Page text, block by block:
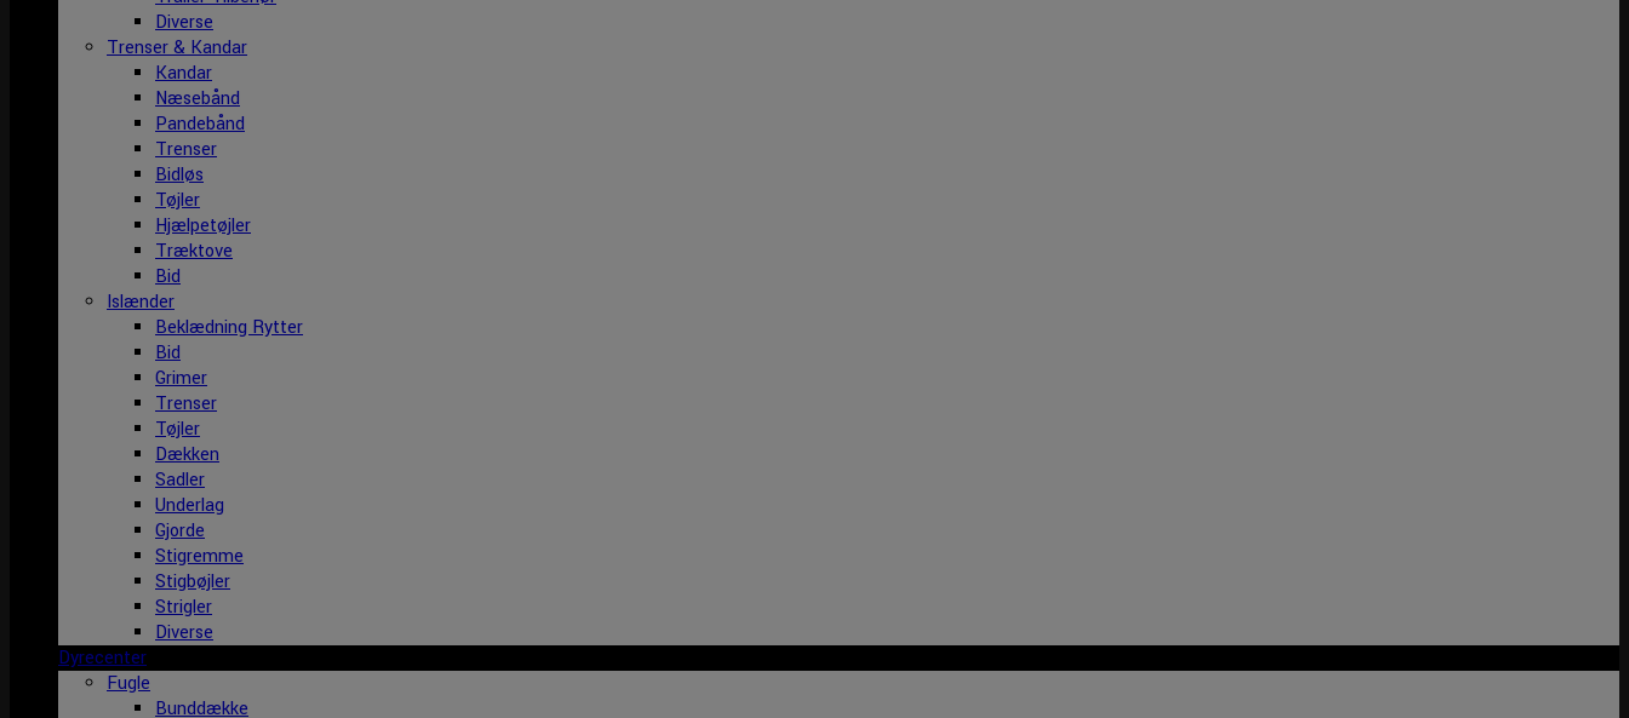
Diverse
Trenser & Kandar
Kandar
Næsebånd
Pandebånd
Trenser
Bidløs
Tøjler
Hjælpetøjler
Træktove
Bid
Islænder
Beklædning Rytter
Bid
Grimer
Trenser
Tøjler
Dækken
Sadler
Underlag
Gjorde
Stigremme
Stigbøjler
Strigler
Diverse
Dyrecenter
Fugle
Bunddække